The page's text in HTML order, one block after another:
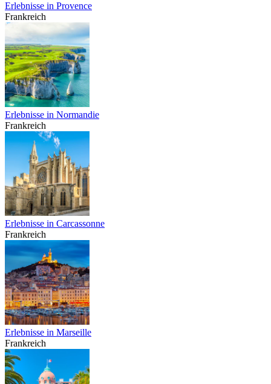
Erlebnisse in Provence
Frankreich
Erlebnisse in Normandie
Frankreich
Erlebnisse in Carcassonne
Frankreich
Erlebnisse in Marseille
Frankreich